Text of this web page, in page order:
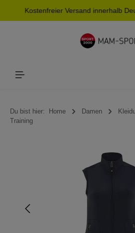
springen
Kostenfreier Versand innerhalb
Du bist hier: Home Damen
Training
Bildergalerie überspringen